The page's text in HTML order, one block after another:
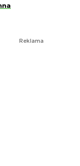
Reklama